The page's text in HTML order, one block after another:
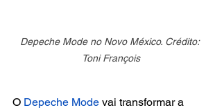
Depeche Mode no Novo México. Crédito:
Toni François
O Depeche Mode vai transformar a